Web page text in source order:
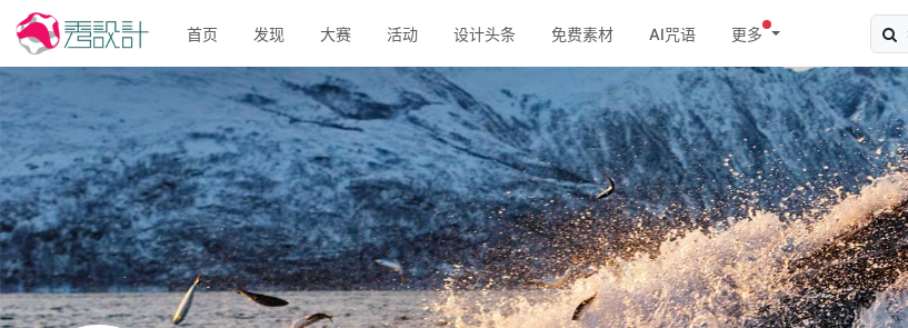
首页 发现 大赛 活动 设计头条 免费素材 AI咒语
更多